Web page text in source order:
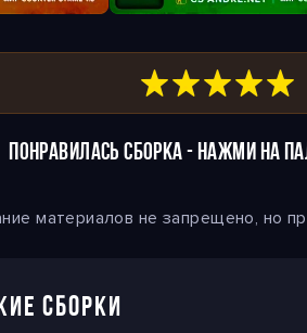
ПОНРАВИЛАСЬ СБОРКА - НАЖМИ НА
материалов не запрещено, но
СБОРКИ